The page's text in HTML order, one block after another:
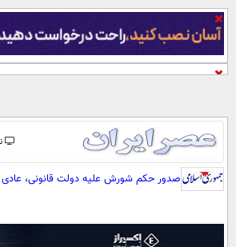
صفحه اول
صدور حکم شورش علیه دولت قانونی،